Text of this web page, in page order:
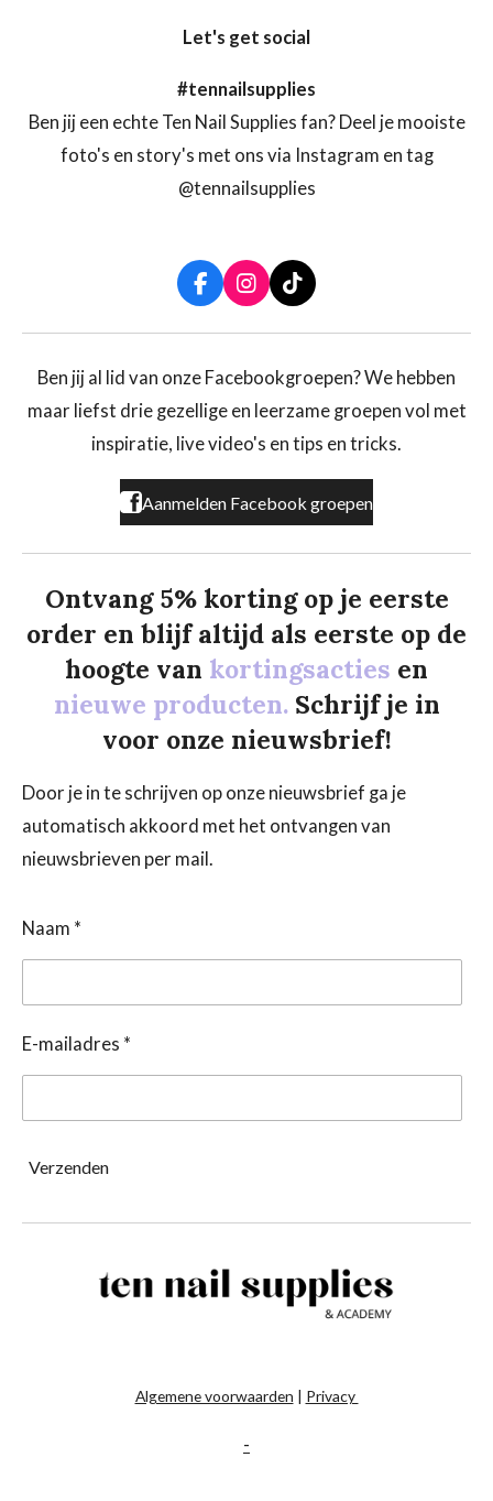
Let's get social
#tennailsupplies
Ben jij een echte Ten Nail Supplies fan? Deel je mooiste
foto's en story's met ons via Instagram en tag
@tennailsupplies
F
a
c
b
o
k
I
n
s
a
r
a
T
i
k
o
Ben jij al lid van onze Facebookgroepen? We hebben
maar liefst drie gezellige en leerzame groepen vol met
inspiratie, live video's en tips en tricks.
Aanmelden Facebook groepen
Ontvang 5% korting op je eerste
order en blijf altijd als eerste op de
hoogte van kortingsacties en
nieuwe producten. Schrijf je in
voor onze nieuwsbrief!
Door je in te schrijven op onze nieuwsbrief ga je
automatisch akkoord met het ontvangen van
nieuwsbrieven per mail.
Naam *
E-mailadres *
Verzenden
Algemene voorwaarden | Privacy
-